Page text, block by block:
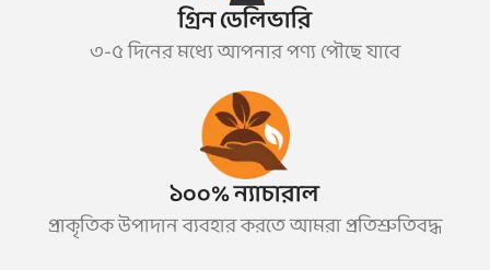
গ্রিন ডেলিভারি
৩-৫ দিনের মধ্যে আপনার পণ্য পৌছে যাবে
১০০% ন্যাচারাল
প্রাকৃতিক উপাদান ব্যবহার করতে আমরা প্রতিশ্রুতিবদ্ধ